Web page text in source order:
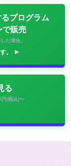
プログラム
で販売
た場合。
。
る
(税込)〜